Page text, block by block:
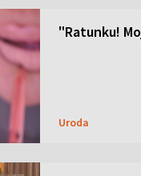
"Ratunku!
Uroda